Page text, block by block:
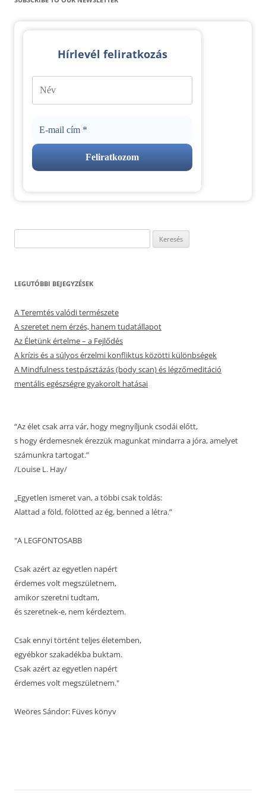
Hírlevél feliratkozás
LEGUTÓBBI BEJEGYZÉSEK
A Teremtés valódi természete
A szeretet nem érzés, hanem tudatállapot
Az Életünk értelme – a Fejlődés
A krízis és a súlyos érzelmi konfliktus közötti különbségek
A Mindfulness testpásztázás (body scan) és légzőmeditáció
mentális egészségre gyakorolt hatásai
“Az élet csak arra vár, hogy megnyíljunk csodái előtt,
s hogy érdemesnek érezzük magunkat mindarra a jóra, amelyet
számunkra tartogat.”
/Louise L. Hay/
„Egyetlen ismeret van, a többi csak toldás:
Alattad a föld, fölötted az ég, benned a létra.”
"A LEGFONTOSABB
Csak azért az egyetlen napért
érdemes volt megszületnem,
amikor szeretni tudtam,
és szeretnek-e, nem kérdeztem.
Csak ennyi történt teljes életemben,
egyébkor szakadékba buktam.
Csak azért az egyetlen napért
érdemes volt megszületnem."
Weöres Sándor: Füves könyv